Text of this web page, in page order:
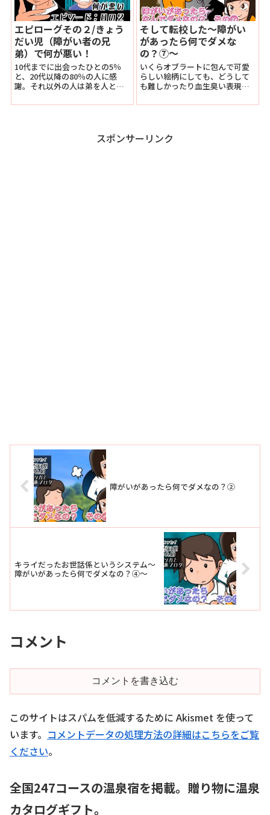
エピローグその２/きょう
だい児（障がい者の兄
弟）で何が悪い！
10代までに出会ったひとの5％
と、20代以降の80％の人に感
謝。それ以外の人は弟を人とし
して認めていなかった。人の皮
そして転校した～障がい
があったら何でダメな
の？⑦～
いくらオブラートに包んで可愛
らしい絵柄にしても、どうして
も難しかったり血生臭い表現を
編集にはかなり苦労しました。
スポンサーリンク
障がいがあったら何でダメなの？②
キライだったお世話係というシステム～
障がいがあったら何でダメなの？④～
コメント
コメントを書き込む
このサイトはスパムを低減するために Akismet を使って
います。 コメントデータの処理方法の詳細はこちらをご覧
ください。
全国247コースの温泉宿を掲載。贈り物に温泉
カタログギフト。